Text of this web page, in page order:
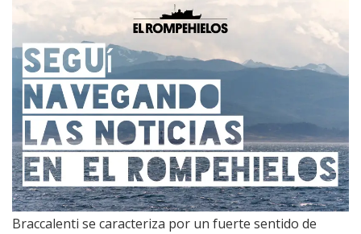
Braccalenti se caracteriza por un fuerte sentido de